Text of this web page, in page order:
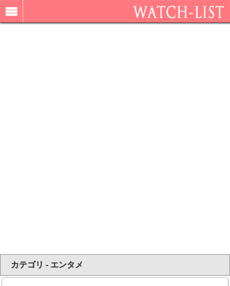
カテゴリ - エンタメ